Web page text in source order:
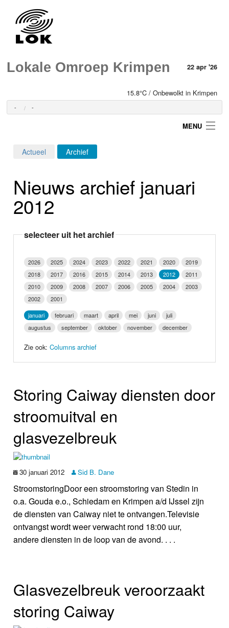
Lokale Omroep Krimpen 22 apr '26
15.8°C / Onbewolkt in Krimpen
- -
MENU
Home
Programma's
Nieuws
Foto's
Video
Webcam
Actueel Archief
Nieuws archief januari
2012
selecteer uit het archief
2026 2025 2024 2023 2022 2021 2020
2019
2018
2017 2016 2015 2014 2013 2012
2011
2010
2009 2008 2007 2006 2005 2004
2003
2002
2001
januari
februari maart april mei juni
juli
augustus
september oktober november december
Zie ook:Columns archief
Storing Caiway diensten door
stroomuitval en
glasvezelbreuk
30 januari 2012 Sid B. Dane
StroomstoringDoor een stroomstoring van Stedin in
o.a. Gouda e.o., Schiedam en Krimpen a/d IJssel zijn
de diensten van Caiway niet te ontvangen.Televisie
ontvangst wordt weer verwacht rond 18:00 uur,
andere diensten in de loop van de avond. . . .
Glasvezelbreuk veroorzaakt
storing Caiway